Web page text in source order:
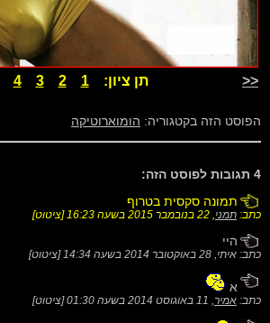
<< תן ציון:1
2
3
4
הפוסט הזה בקטגוריה: הומוארוטיקה
4 תגובות לפוסט הזה:
תמונה סקסית בטרוף
כתב: תמני, 22 בנובמבר 2015 בשעה 16:23 [ציטוט]
היי
כתב: איתי, 28 באוקטובר 2014 בשעה 14:34 [ציטוט]
א
כתב: אמיר, 11 באוגוסט 2014 בשעה 01:30 [ציטוט]